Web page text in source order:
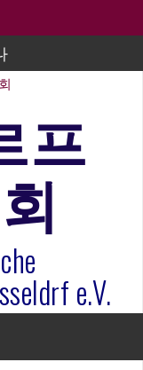
주
등부 발표
송
기 수료식
사
한복음 15:1-17) 손
프
e.V.